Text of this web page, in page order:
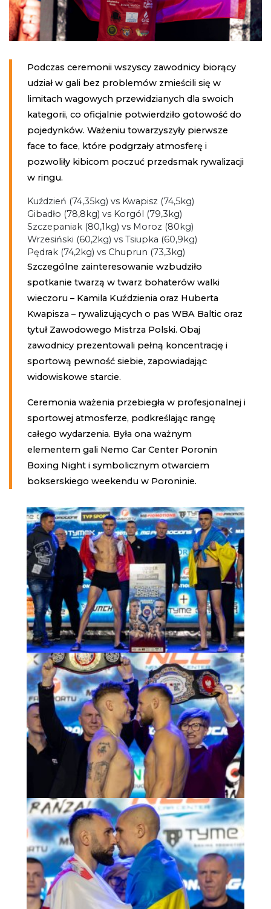
Podczas ceremonii wszyscy zawodnicy biorący
udział w gali bez problemów zmieścili się w
limitach wagowych przewidzianych dla swoich
kategorii, co oficjalnie potwierdziło gotowość do
pojedynków. Ważeniu towarzyszyły pierwsze
face to face, które podgrzały atmosferę i
pozwoliły kibicom poczuć przedsmak rywalizacji
w ringu.
Kuździeń (74,35kg) vs Kwapisz (74,5kg)
Gibadło (78,8kg) vs Korgól (79,3kg)
Szczepaniak (80,1kg) vs Moroz (80kg)
Wrzesiński (60,2kg) vs Tsiupka (60,9kg)
Pędrak (74,2kg) vs Chuprun (73,3kg)
Szczególne zainteresowanie wzbudziło
spotkanie twarzą w twarz bohaterów walki
wieczoru – Kamila Kuździenia oraz Huberta
Kwapisza – rywalizujących o pas WBA Baltic oraz
tytuł Zawodowego Mistrza Polski. Obaj
zawodnicy prezentowali pełną koncentrację i
sportową pewność siebie, zapowiadając
widowiskowe starcie.
Ceremonia ważenia przebiegła w profesjonalnej i
sportowej atmosferze, podkreślając rangę
całego wydarzenia. Była ona ważnym
elementem gali Nemo Car Center Poronin
Boxing Night i symbolicznym otwarciem
bokserskiego weekendu w Poroninie.